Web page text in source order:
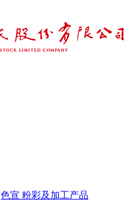
色宣 粉彩及加工产品